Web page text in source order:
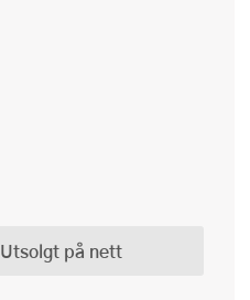
Utsolgt på nett